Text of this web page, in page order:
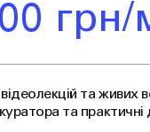
грн/
та живих
та